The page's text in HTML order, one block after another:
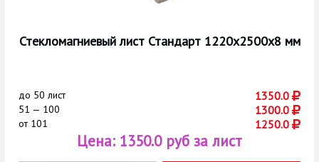
Стекломагниевый лист Стандарт 1220х2500х8 мм
до 50 лист 1350.0
51 — 100 1300.0
от101 1250.0
Цена: 1350.0 руб за лист